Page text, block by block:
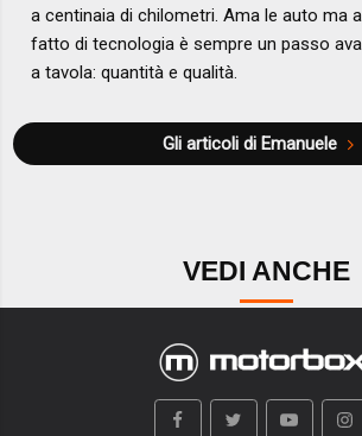
a centinaia di chilometri. Ama le auto ma
fatto di tecnologia è sempre un passo
a tavola: quantità e qualità.
Gli articoli di Emanuele
VEDI ANCHE